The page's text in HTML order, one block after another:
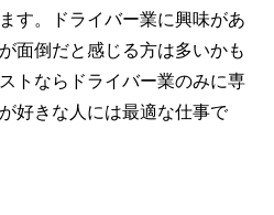
す。ドライバー業に興味があ
面倒だと感じる方は多いかも
トならドライバー業のみに専
好きな人には最適な仕事で